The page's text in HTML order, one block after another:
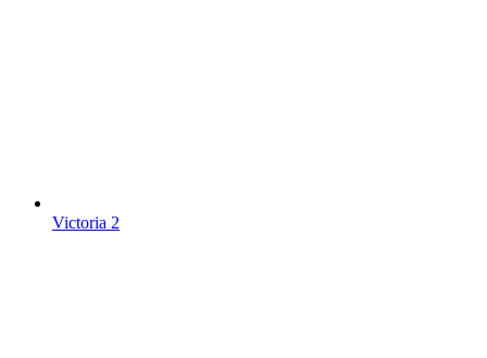
Victoria 2